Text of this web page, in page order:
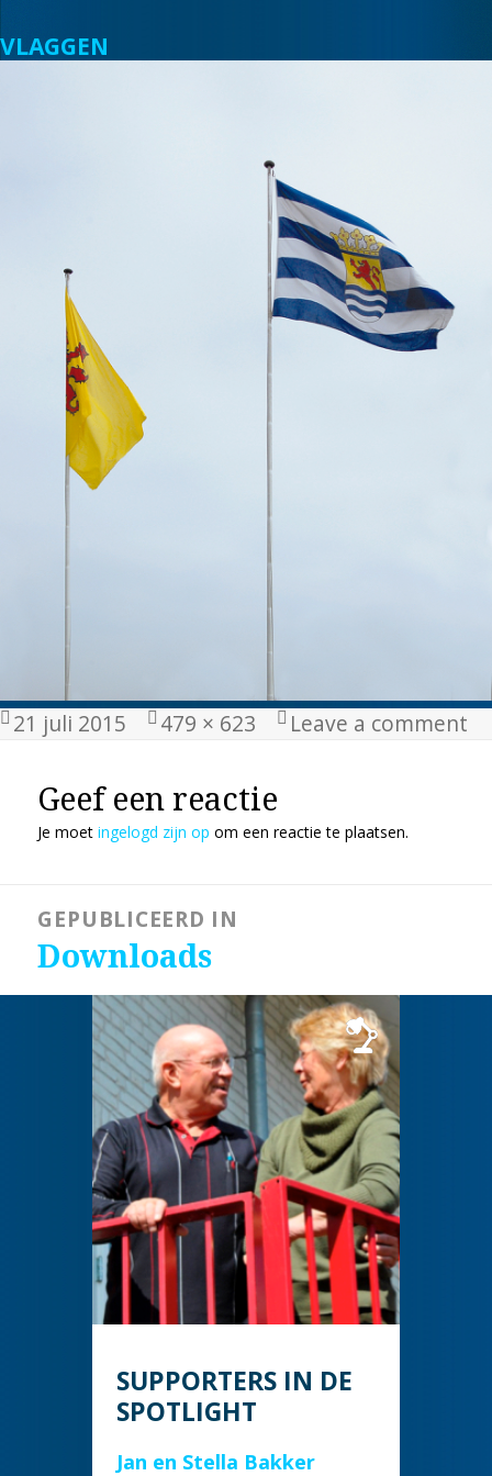
VLAGGEN
Geplaatst
21 juli 2015
Volledige
479 × 623 Leave a comment
Geef een reactie
Je moetingelogd zijn op om een reactie te plaatsen.
navigatieGEPUBLICEERD IN
Downloads
SUPPORTERS IN DE
SPOTLIGHT
Jan en Stella Bakker